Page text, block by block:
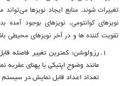
تغییرات شوند. منابع ایجاد نویزها می‌تواند
نویزهای کوانتومی، نویزهای بوجود آمده
تقویت کننده ها و در آخر نویزهای محیطی
رزولوشن: کمترین تغییر فاصله
مانند وضوح اپتیکی یا پهنای عقربه
تعداد اعداد قابل نمایش در